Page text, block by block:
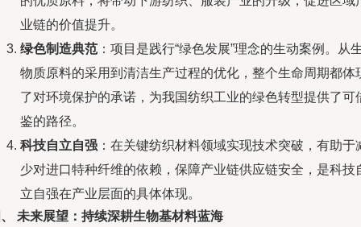
业链的价值提升。
绿色制造典范：项目是践行“绿色发展”理念的生动案例。从
物质原料的采用到清洁生产过程的优化，整个生命周期都体
了对环境保护的承诺，为我国纺织工业的绿色转型提供了可
鉴的路径。
科技自立自强 ：在关键纺织材料领域实现技术突破，有助于
少对进口特种纤维的依赖，保障产业链供应链安全，是科技
立自强在产业层面的具体体现。
未来展望：持续深耕生物基材料蓝海